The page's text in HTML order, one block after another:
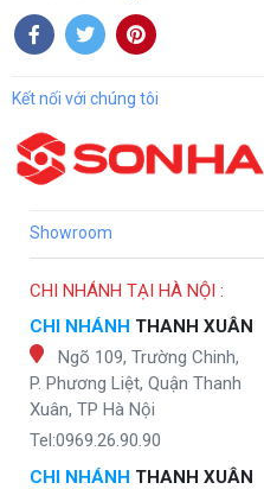
Kết nối với chúng tôi
Showroom
CHI NHÁNH TẠI HÀ NỘI :
CHI NHÁNH THANH XUÂN
Ngõ 109, Trường Chinh,
P. Phương Liệt, Quận Thanh
Xuân, TP Hà Nội
Tel:0969.26.90.90
CHI NHÁNH THANH XUÂN